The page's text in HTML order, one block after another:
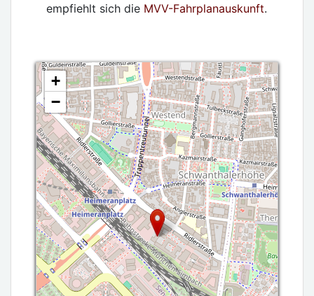
empfiehlt sich die MVV-Fahrplanauskunft.
+
−